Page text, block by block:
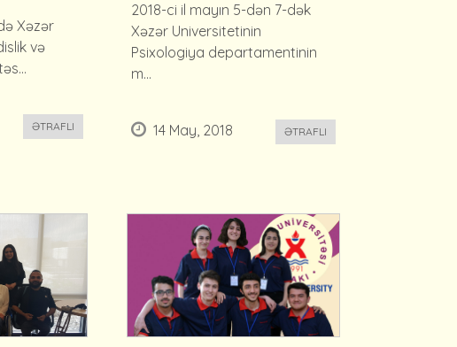
Xəzər
və
ƏTRAFLI
2018-ci il mayın 5-dən 7-dək
Xəzər Universitetinin
Psixologiya departamentinin
m...
14 May, 2018 ƏTRAFLI